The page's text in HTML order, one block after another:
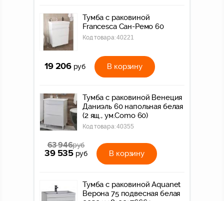
Тумба с раковиной
Francesca Сан-Ремо 60
Код товара:40221
19 206 руб В корзину
Тумба с раковиной Венеция
Даниэль 60 напольная белая
(2 ящ., ум.Como 60)
Код товара:40355
63 946руб
39 535 руб В корзину
Тумба с раковиной Aquanet
Верона 75 подвесная белая